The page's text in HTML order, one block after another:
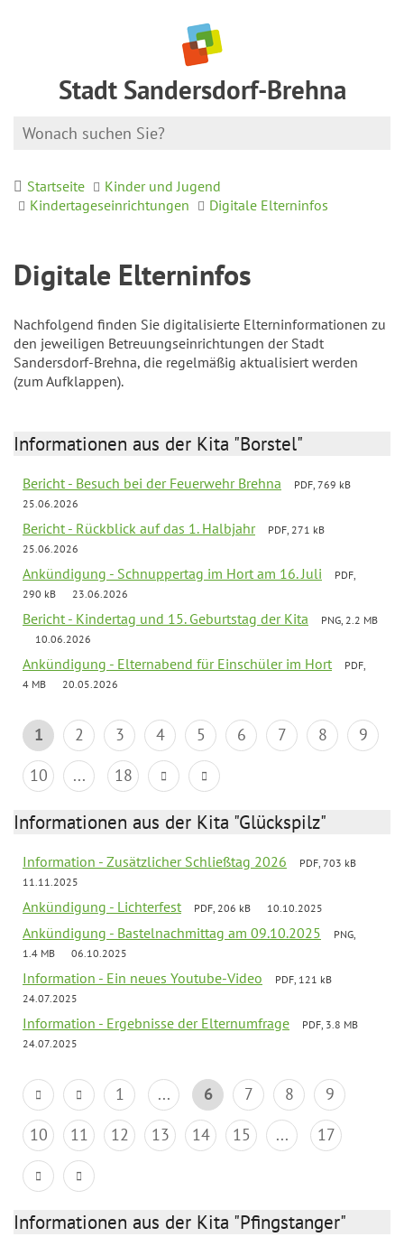
Stadt Sandersdorf-Brehna
Startseite
Kinder und Jugend
Kindertageseinrichtungen
Digitale Elterninfos
Digitale Elterninfos
Nachfolgend finden Sie digitalisierte Elterninformationen zu
den jeweiligen Betreuungseinrichtungen der Stadt
Sandersdorf-Brehna, die regelmäßig aktualisiert werden
(zum Aufklappen).
Informationen aus der Kita "Borstel"
Bericht - Besuch bei der Feuerwehr Brehna
PDF, 769 kB
25.06.2026
Bericht - Rückblick auf das 1. Halbjahr
PDF, 271 kB
25.06.2026
Ankündigung - Schnuppertag im Hort am 16. Juli
PDF,
290 kB
23.06.2026
Bericht - Kindertag und 15. Geburtstag der Kita
PNG, 2.2 MB
10.06.2026
Ankündigung - Elternabend für Einschüler im Hort
PDF,
4 MB
20.05.2026
1 2 3 4 5 6 7 8
9
10
... 18
Informationen aus der Kita "Glückspilz"
Information - Zusätzlicher Schließtag 2026
PDF, 703 kB
11.11.2025
Ankündigung - Lichterfest PDF, 206 kB 10.10.2025
Ankündigung - Bastelnachmittag am 09.10.2025
PNG,
1.4 MB
06.10.2025
Information - Ein neues Youtube-Video
PDF, 121 kB
24.07.2025
Information - Ergebnisse der Elternumfrage
PDF, 3.8 MB
24.07.2025
1 ... 6 7 8
9
10
11 12 13 14 15 ... 17
Informationen aus der Kita "Pfingstanger"